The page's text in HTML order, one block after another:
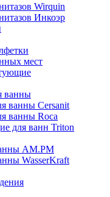
Wirquin
Инкоэр
мест
ванны
ванны Cersanit
ванны Roca
для ванн Triton
AM.PM
WasserKraft